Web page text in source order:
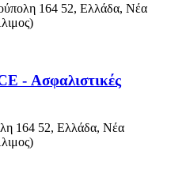
164 52, Ελλάδα, Νέα
- Ασφαλιστικές
164 52, Ελλάδα, Νέα